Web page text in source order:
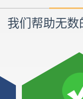
我们帮助无数